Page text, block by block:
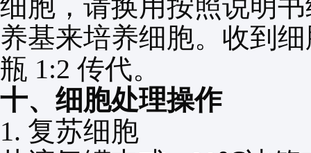
细胞，请换用按照说明
养基来培养细胞。收到
瓶 1:2 传代。
十、细胞处理操作
1. 复苏细胞